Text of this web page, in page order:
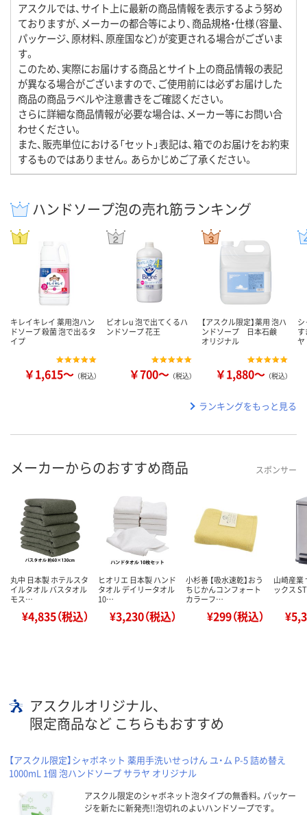
アスクルでは、サイト上に最新の商品情報を表示するよう努め
ておりますが、メーカーの都合等により、商品規格・仕様（容量、
パッケージ、原材料、原産国など）が変更される場合がございま
す。
このため、実際にお届けする商品とサイト上の商品情報の表記
が異なる場合がございますので、ご使用前には必ずお届けした
商品の商品ラベルや注意書きをご確認ください。
さらに詳細な商品情報が必要な場合は、メーカー等にお問い合
わせください。
また、販売単位における「セット」表記は、箱でのお届けをお約束
するものではありません。あらかじめご了承ください。
ハンドソープ泡の売れ筋ランキング
キレイキレイ 薬用泡ハン
ドソープ 殺菌 泡で出るタ
イプ
￥1,615～ （税込）
ビオレu 泡で出てくるハ
ンドソープ 花王
￥700～ （税込）
【アスクル限定】薬用 泡ハ
ンドソープ 日本石鹸
オリジナル
￥1,880～ （税込）
ヤ
ランキングをもっと見る
メーカーからのおすすめ商品 スポンサー
丸中 日本製 ホテルスタ
イルタオル バスタオル
モス…
¥4,835（税込）
ヒオリエ 日本製 ハンド
タオル デイリータオル
10…
¥3,230（税込）
小杉善 【吸水速乾】おう
ちじかんコンフォート
カラーフ…
¥299（税込）
山崎産業
ックス
アスクルオリジナル、
限定商品など こちらもおすすめ
【アスクル限定】シャボネット 薬用手洗いせっけん ユ・ム P-5 詰め替え
1000mL 1個 泡ハンドソープ サラヤ オリジナル
アスクル限定のシャボネット泡タイプの無香料。パッケー
ジを新たに新発売!!泡切れのよいハンドソープです。